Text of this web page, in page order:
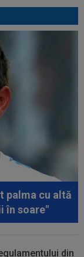
palma cu altă
în soare"
din